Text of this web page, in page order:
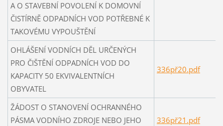
A O STAVEBNÍ POVOLENÍ K DOMOVNÍ
ČISTÍRNĚ ODPADNÍCH VOD POTŘEBNÉ K
TAKOVÉMU VYPOUŠTĚNÍ
OHLÁŠENÍ VODNÍCH DĚL URČENÝCH
PRO ČIŠTĚNÍ ODPADNÍCH VOD DO
KAPACITY 50 EKVIVALENTNÍCH
OBYVATEL
336př20.pdf
ŽÁDOST O STANOVENÍ OCHRANNÉHO
PÁSMA VODNÍHO ZDROJE NEBO JEHO
336př21.pdf